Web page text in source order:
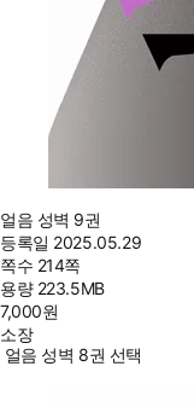
얼음 성벽 9권
등록일 2025.05.29
쪽수 214쪽
용량 223.5MB
7,000원
소장
얼음 성벽 8권 선택